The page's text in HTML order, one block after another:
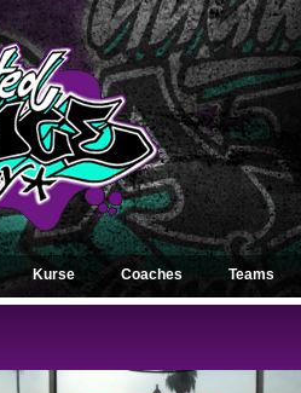
Kurse Coaches Teams